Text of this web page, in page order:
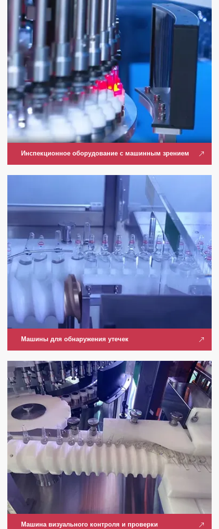
Инспекционное оборудование с машинным зрением
Машины для обнаружения утечек
Машина визуального контроля и проверки